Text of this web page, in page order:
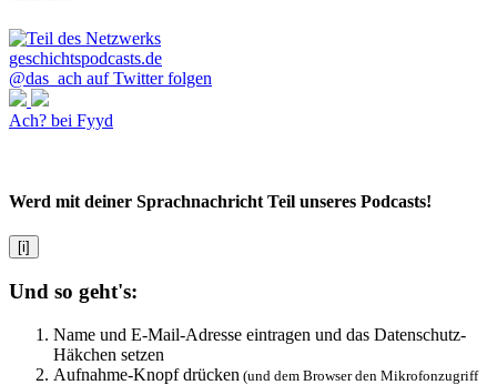
@das_ach auf Twitter folgen
Ach? bei Fyyd
Werd mit deiner Sprachnachricht Teil unseres Podcasts!
[i]
Und so geht's:
Name und E-Mail-Adresse eintragen und das Datenschutz-
Häkchen setzen
Aufnahme-Knopf drücken (und dem Browser den Mikrofonzugriff